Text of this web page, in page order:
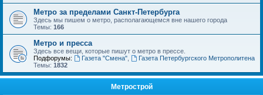
Метро за пределами Санкт-Петербурга
Здесь мы пишем о метро, располагающемся вне нашего города
Темы: 166
Метро и пресса
Здесь все вещи, которые пишут о метро в прессе.
Подфорумы:
Газета "Смена",
Газета Петербургского Метрополитена
Темы: 1832
Метрострой